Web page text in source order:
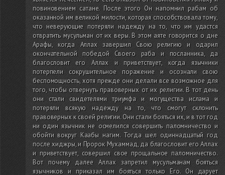
повиновением сатане. После этого Он напомнил рабам об
оказанной им великой милости, которая способствовала тому,
что неверующие потеряли надежду на то, что им удастся
отвратить мусульман от их веры. В этом аяте говорится о дне
Арафы, когда Аллах завершил Свою религию и одарил
окончательной победой Своего раба и посланника, да
благословит его Аллах и приветствует, когда язычники
потерпели сокрушительное поражение и осознали свою
беспомощность, хотя прежде они делали все возможное для
того, чтобы отвернуть правоверных от их религии. В тот день
они стали свидетелями триумфа и могущества ислама и
потеряли всякую надежду на то, что смогут склонить
правоверных к своей религии. Они стали бояться их, и в тот год
ни один язычник не осмелился совершить паломничество и
обойти вокруг Каабы нагим. Тогда шел одиннадцатый год
после хиджры, и Пророк Мухаммад, да благословит его Аллах
и приветствует, совершил свое прощальное паломничество.
Вот почему далее Аллах запретил мусульманам бояться
язычников и приказал им бояться только Его. Он дарует